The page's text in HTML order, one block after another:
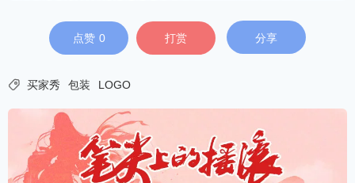
点赞 0 打赏 分享
 买家秀 包装 LOGO